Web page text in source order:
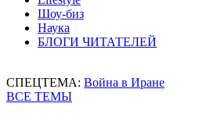
Шоу-биз
Наука
БЛОГИ ЧИТАТЕЛЕЙ
СПЕЦТЕМА: Война в Иране
ВСЕ ТЕМЫ